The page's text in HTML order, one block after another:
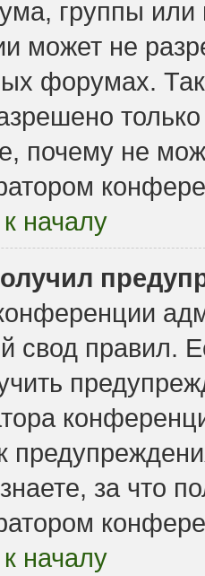
группы или
может не
форумах.
почему не
началу
свод правил.
за что
началу